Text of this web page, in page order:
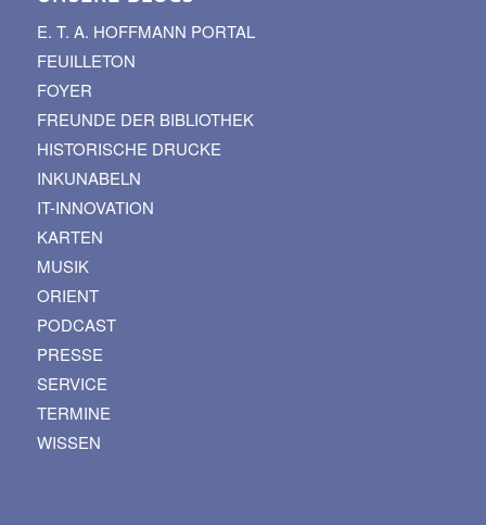
E. T. A. HOFFMANN PORTAL
FEUILLETON
FOYER
FREUNDE DER BIBLIOTHEK
HISTORISCHE DRUCKE
INKUNABELN
IT-INNOVATION
KARTEN
MUSIK
ORIENT
PODCAST
PRESSE
SERVICE
TERMINE
WISSEN